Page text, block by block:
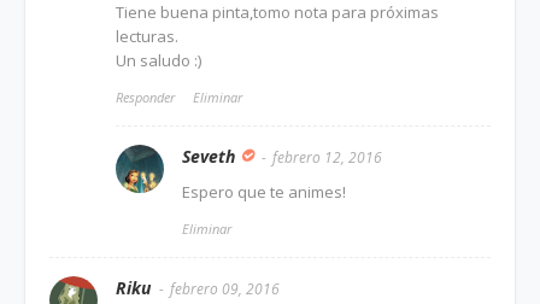
Tiene buena pinta,tomo nota para próximas
lecturas.
Un saludo :)
Responder Eliminar
Seveth febrero 12, 2016
Espero que te animes!
Eliminar
Riku febrero 09, 2016